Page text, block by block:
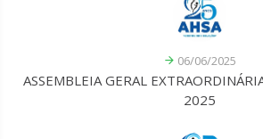
06/06/2025
ASSEMBLEIA GERAL
2025